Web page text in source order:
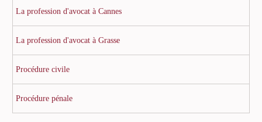
La profession d'avocat à Cannes
La profession d'avocat à Grasse
Procédure civile
Procédure pénale